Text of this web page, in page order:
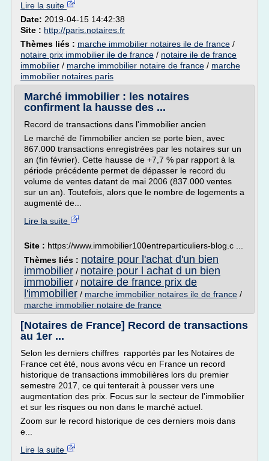
Lire la suite
Date: 2019-04-15 14:42:38
Site : http://paris.notaires.fr
Thèmes liés : marche immobilier notaires ile de france /
notaire prix immobilier ile de france / notaire ile de france
immobilier / marche immobilier notaire de france / marche
immobilier notaires paris
Marché immobilier : les notaires
confirment la hausse des ...
Record de transactions dans l'immobilier ancien
Le marché de l'immobilier ancien se porte bien, avec
867.000 transactions enregistrées par les notaires sur un
an (fin février). Cette hausse de +7,7 % par rapport à la
période précédente permet de dépasser le record du
volume de ventes datant de mai 2006 (837.000 ventes
sur un an). Toutefois, alors que le nombre de logements a
augmenté de...
Lire la suite
Site : https://www.immobilier100entreparticuliers-blog.c ...
Thèmes liés : notaire pour l'achat d'un bien
immobilier / notaire pour l achat d un bien
immobilier / notaire de france prix de
l'immobilier / marche immobilier notaires ile de france /
marche immobilier notaire de france
[Notaires de France] Record de transactions
au 1er ...
Selon les derniers chiffres rapportés par les Notaires de
France cet été, nous avons vécu en France un record
historique de transactions immobilières lors du premier
semestre 2017, ce qui tenterait à pousser vers une
augmentation des prix. Focus sur le secteur de l'immobilier
et sur les risques ou non dans le marché actuel.
Zoom sur le record historique de ces derniers mois dans
e...
Lire la suite